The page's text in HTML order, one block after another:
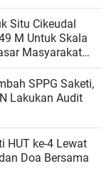
Situ Cikeudal
M Untuk Skala
Masyarakat
Belum Saat nya Butuh Kawasan wisata
SPPG Saketi,
Lakukan Audit
HUT ke-4 Lewat
Doa Bersama